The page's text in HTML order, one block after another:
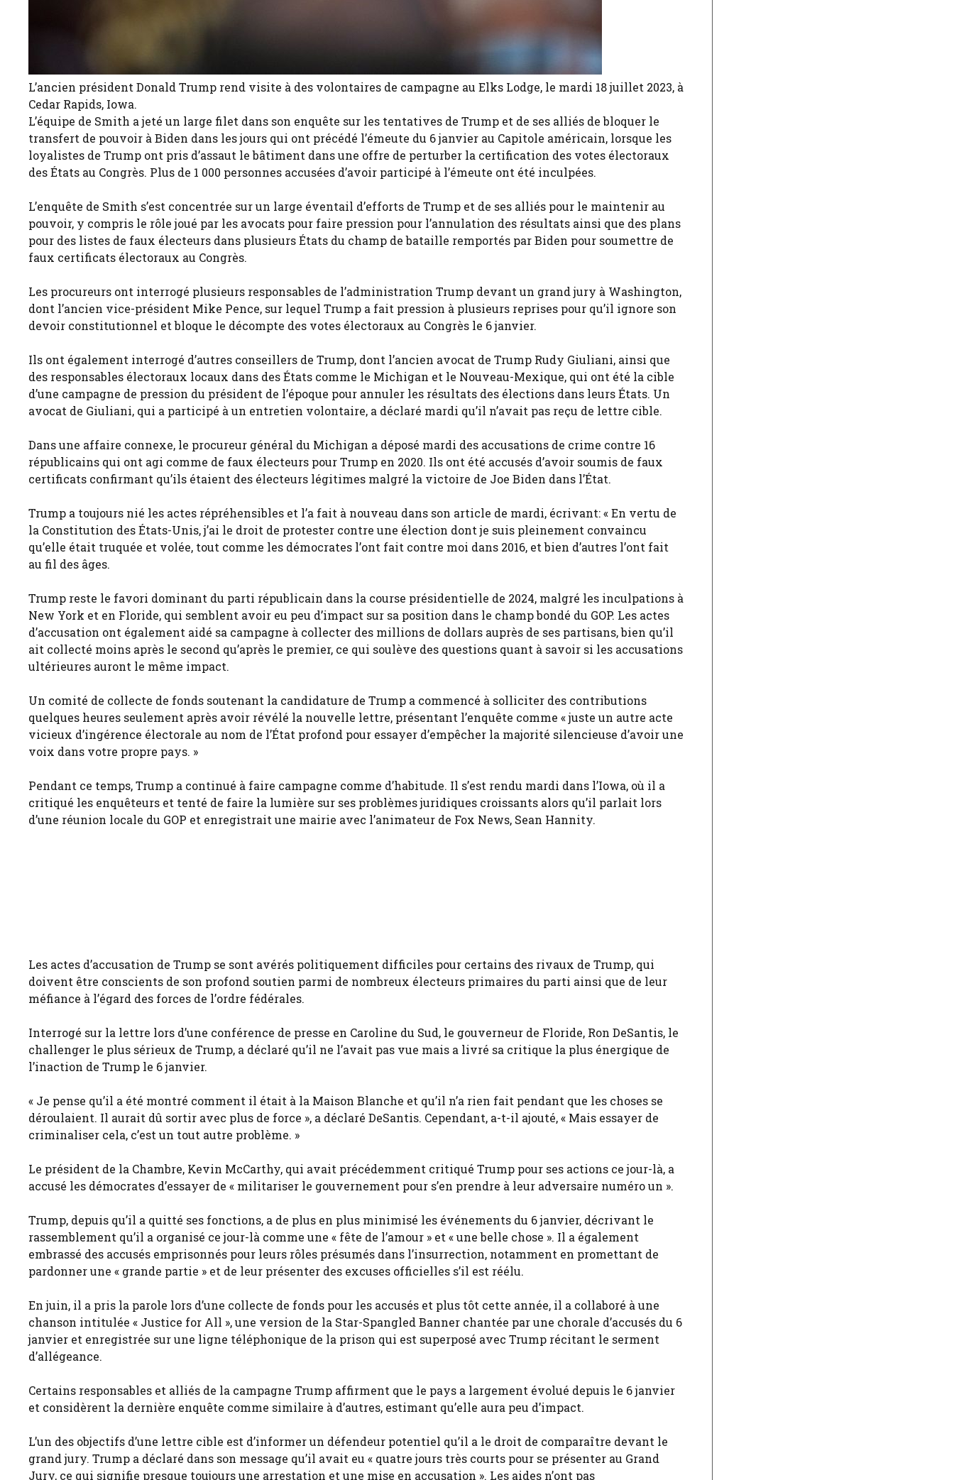
L’ancien président Donald Trump rend visite à des volontaires de campagne au Elks Lodge, le mardi 18 juillet 2023, à
Cedar Rapids, Iowa.
L’équipe de Smith a jeté un large filet dans son enquête sur les tentatives de Trump et de ses alliés de bloquer le
transfert de pouvoir à Biden dans les jours qui ont précédé l’émeute du 6 janvier au Capitole américain, lorsque les
loyalistes de Trump ont pris d’assaut le bâtiment dans une offre de perturber la certification des votes électoraux
des États au Congrès. Plus de 1 000 personnes accusées d’avoir participé à l’émeute ont été inculpées.
L’enquête de Smith s’est concentrée sur un large éventail d’efforts de Trump et de ses alliés pour le maintenir au
pouvoir, y compris le rôle joué par les avocats pour faire pression pour l’annulation des résultats ainsi que des plans
pour des listes de faux électeurs dans plusieurs États du champ de bataille remportés par Biden pour soumettre de
faux certificats électoraux au Congrès.
Les procureurs ont interrogé plusieurs responsables de l’administration Trump devant un grand jury à Washington,
dont l’ancien vice-président Mike Pence, sur lequel Trump a fait pression à plusieurs reprises pour qu’il ignore son
devoir constitutionnel et bloque le décompte des votes électoraux au Congrès le 6 janvier.
Ils ont également interrogé d’autres conseillers de Trump, dont l’ancien avocat de Trump Rudy Giuliani, ainsi que
des responsables électoraux locaux dans des États comme le Michigan et le Nouveau-Mexique, qui ont été la cible
d’une campagne de pression du président de l’époque pour annuler les résultats des élections dans leurs États. Un
avocat de Giuliani, qui a participé à un entretien volontaire, a déclaré mardi qu’il n’avait pas reçu de lettre cible.
Dans une affaire connexe, le procureur général du Michigan a déposé mardi des accusations de crime contre 16
républicains qui ont agi comme de faux électeurs pour Trump en 2020. Ils ont été accusés d’avoir soumis de faux
certificats confirmant qu’ils étaient des électeurs légitimes malgré la victoire de Joe Biden dans l’État.
Trump a toujours nié les actes répréhensibles et l’a fait à nouveau dans son article de mardi, écrivant: « En vertu de
la Constitution des États-Unis, j’ai le droit de protester contre une élection dont je suis pleinement convaincu
qu’elle était truquée et volée, tout comme les démocrates l’ont fait contre moi dans 2016, et bien d’autres l’ont fait
au fil des âges.
Trump reste le favori dominant du parti républicain dans la course présidentielle de 2024, malgré les inculpations à
New York et en Floride, qui semblent avoir eu peu d’impact sur sa position dans le champ bondé du GOP. Les actes
d’accusation ont également aidé sa campagne à collecter des millions de dollars auprès de ses partisans, bien qu’il
ait collecté moins après le second qu’après le premier, ce qui soulève des questions quant à savoir si les accusations
ultérieures auront le même impact.
Un comité de collecte de fonds soutenant la candidature de Trump a commencé à solliciter des contributions
quelques heures seulement après avoir révélé la nouvelle lettre, présentant l’enquête comme « juste un autre acte
vicieux d’ingérence électorale au nom de l’État profond pour essayer d’empêcher la majorité silencieuse d’avoir une
voix dans votre propre pays. »
Pendant ce temps, Trump a continué à faire campagne comme d’habitude. Il s’est rendu mardi dans l’Iowa, où il a
critiqué les enquêteurs et tenté de faire la lumière sur ses problèmes juridiques croissants alors qu’il parlait lors
d’une réunion locale du GOP et enregistrait une mairie avec l’animateur de Fox News, Sean Hannity.
Les actes d’accusation de Trump se sont avérés politiquement difficiles pour certains des rivaux de Trump, qui
doivent être conscients de son profond soutien parmi de nombreux électeurs primaires du parti ainsi que de leur
méfiance à l’égard des forces de l’ordre fédérales.
Interrogé sur la lettre lors d’une conférence de presse en Caroline du Sud, le gouverneur de Floride, Ron DeSantis, le
challenger le plus sérieux de Trump, a déclaré qu’il ne l’avait pas vue mais a livré sa critique la plus énergique de
l’inaction de Trump le 6 janvier.
« Je pense qu’il a été montré comment il était à la Maison Blanche et qu’il n’a rien fait pendant que les choses se
déroulaient. Il aurait dû sortir avec plus de force », a déclaré DeSantis. Cependant, a-t-il ajouté, « Mais essayer de
criminaliser cela, c’est un tout autre problème. »
Le président de la Chambre, Kevin McCarthy, qui avait précédemment critiqué Trump pour ses actions ce jour-là, a
accusé les démocrates d’essayer de « militariser le gouvernement pour s’en prendre à leur adversaire numéro un ».
Trump, depuis qu’il a quitté ses fonctions, a de plus en plus minimisé les événements du 6 janvier, décrivant le
rassemblement qu’il a organisé ce jour-là comme une « fête de l’amour » et « une belle chose ». Il a également
embrassé des accusés emprisonnés pour leurs rôles présumés dans l’insurrection, notamment en promettant de
pardonner une « grande partie » et de leur présenter des excuses officielles s’il est réélu.
En juin, il a pris la parole lors d’une collecte de fonds pour les accusés et plus tôt cette année, il a collaboré à une
chanson intitulée « Justice for All », une version de la Star-Spangled Banner chantée par une chorale d’accusés du 6
janvier et enregistrée sur une ligne téléphonique de la prison qui est superposé avec Trump récitant le serment
d’allégeance.
Certains responsables et alliés de la campagne Trump affirment que le pays a largement évolué depuis le 6 janvier
et considèrent la dernière enquête comme similaire à d’autres, estimant qu’elle aura peu d’impact.
L’un des objectifs d’une lettre cible est d’informer un défendeur potentiel qu’il a le droit de comparaître devant le
grand jury. Trump a déclaré dans son message qu’il avait eu « quatre jours très courts pour se présenter au Grand
Jury, ce qui signifie presque toujours une arrestation et une mise en accusation ». Les aides n’ont pas